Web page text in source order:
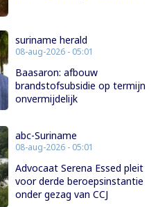
suriname herald
08-aug-2026 - 05:01
Baasaron: afbouw
brandstofsubsidie op termijn
onvermijdelijk
abc-Suriname
08-aug-2026 - 05:01
Advocaat Serena Essed pleit
voor derde beroepsinstantie
onder gezag van CCJ